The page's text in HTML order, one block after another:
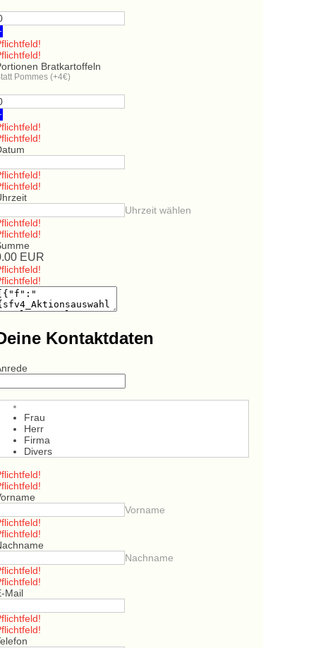
Bratkartoffeln
Pommes (+4€)
Uhrzeit wählen
EUR
Kontaktdaten
Frau
Herr
Firma
Divers
Vorname
Nachname
Mail